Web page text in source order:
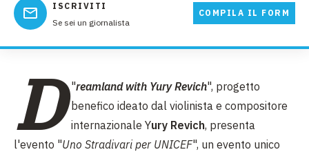
ISCRIVITI
Se sei un giornalista
COMPILA IL FORM
"
D reamland with Yury Revich", progetto
benefico ideato dal violinista e compositore
internazionale Yury Revich, presenta
l'evento "Uno Stradivari per UNICEF", un evento unico